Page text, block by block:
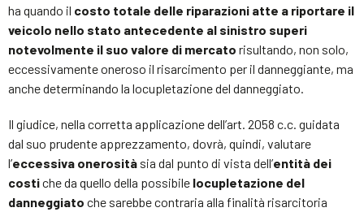
ha quando il costo totale delle riparazioni atte a riportare il
veicolo nello stato antecedente al sinistro superi
notevolmente il suo valore di mercato risultando, non solo,
eccessivamente oneroso il risarcimento per il danneggiante, ma
anche determinando la locupletazione del danneggiato.
Il giudice, nella corretta applicazione dell’art. 2058 c.c. guidata
dal suo prudente apprezzamento, dovrà, quindi, valutare
l’eccessiva onerosità sia dal punto di vista dell’entità dei
costiche da quello della possibile locupletazione del
danneggiato che sarebbe contraria alla finalità risarcitoria